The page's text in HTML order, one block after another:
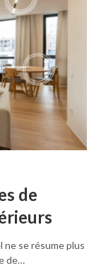
de
ne se résume plus
de…